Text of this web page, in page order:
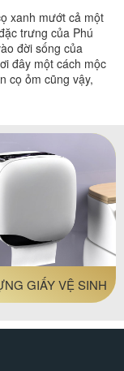
xanh mướt cả một
trưng của Phú
đời sống của
đây một cách mộc
cọ ỏm cũng vậy,
KHÁCH SẠN